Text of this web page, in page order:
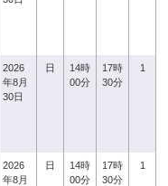
2026
年8月
30日
日
14時
00分
17時
30分
1
2026
年8月
日
14時
00分
17時
30分
1